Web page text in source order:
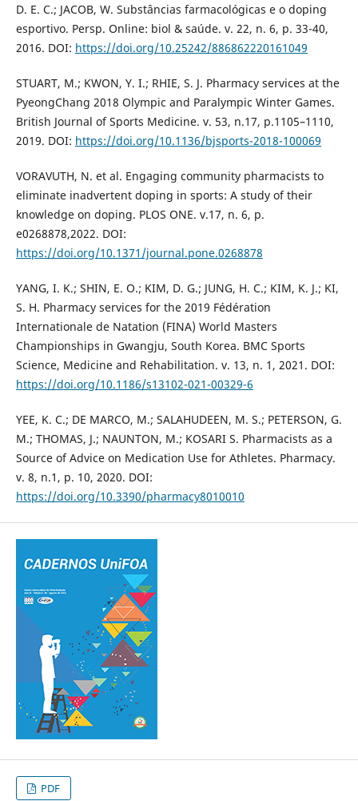
D. E. C.; JACOB, W. Substâncias farmacológicas e o doping
esportivo. Persp. Online: biol & saúde. v. 22, n. 6, p. 33-40,
2016. DOI: https://doi.org/10.25242/886862220161049
STUART, M.; KWON, Y. I.; RHIE, S. J. Pharmacy services at the
PyeongChang 2018 Olympic and Paralympic Winter Games.
British Journal of Sports Medicine. v. 53, n.17, p.1105–1110,
2019. DOI: https://doi.org/10.1136/bjsports-2018-100069
VORAVUTH, N. et al. Engaging community pharmacists to
eliminate inadvertent doping in sports: A study of their
knowledge on doping. PLOS ONE. v.17, n. 6, p.
e0268878,2022. DOI:
https://doi.org/10.1371/journal.pone.0268878
YANG, I. K.; SHIN, E. O.; KIM, D. G.; JUNG, H. C.; KIM, K. J.; KI,
S. H. Pharmacy services for the 2019 Fédération
Internationale de Natation (FINA) World Masters
Championships in Gwangju, South Korea. BMC Sports
Science, Medicine and Rehabilitation. v. 13, n. 1, 2021. DOI:
https://doi.org/10.1186/s13102-021-00329-6
YEE, K. C.; DE MARCO, M.; SALAHUDEEN, M. S.; PETERSON, G.
M.; THOMAS, J.; NAUNTON, M.; KOSARI S. Pharmacists as a
Source of Advice on Medication Use for Athletes. Pharmacy.
v. 8, n.1, p. 10, 2020. DOI:
https://doi.org/10.3390/pharmacy8010010
PDF